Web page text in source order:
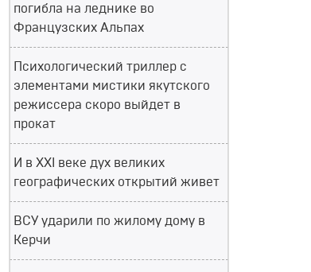
погибла на леднике во
Французских Альпах
Психологический триллер с
элементами мистики якутского
режиссера скоро выйдет в
прокат
И в XXI веке дух великих
географических открытий живет
ВСУ ударили по жилому дому в
Керчи